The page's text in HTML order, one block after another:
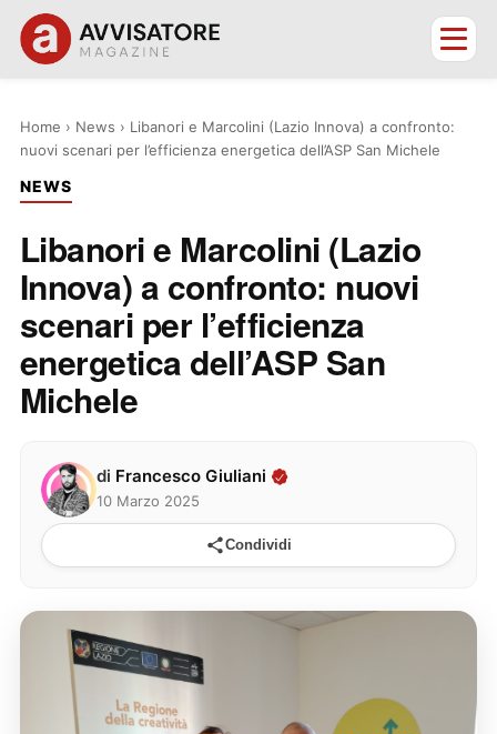
Home › News › Libanori e Marcolini (Lazio Innova) a confronto:
nuovi scenari per l’efficienza energetica dell’ASP San Michele
NEWS
Libanori e Marcolini (Lazio
Innova) a confronto: nuovi
scenari per l’efficienza
energetica dell’ASP San
Michele
di Francesco Giuliani
10 Marzo 2025
Condividi